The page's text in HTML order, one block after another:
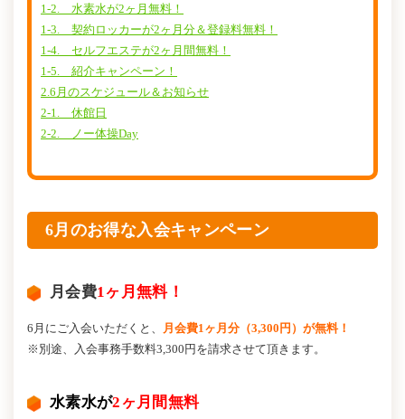
1-2. 水素水が2ヶ月無料！
1-3. 契約ロッカーが2ヶ月分＆登録料無料！
1-4. セルフエステが2ヶ月間無料！
1-5. 紹介キャンペーン！
2.6月のスケジュール＆お知らせ
2-1. 休館日
2-2. ノー体操Day
6月のお得な入会キャンペーン
月会費1ヶ月無料！
6月にご入会いただくと、 月会費1ヶ月分（3,300円）が無料！
※別途、入会事務手数料3,300円を請求させて頂きます。
水素水が2ヶ月間無料